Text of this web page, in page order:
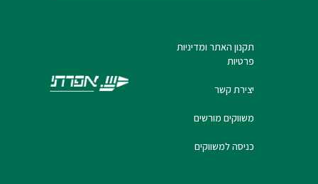
תקנון האתר ומדיניות
פרטיות
יצירת קשר
משווקים מורשים
כניסה למשווקים